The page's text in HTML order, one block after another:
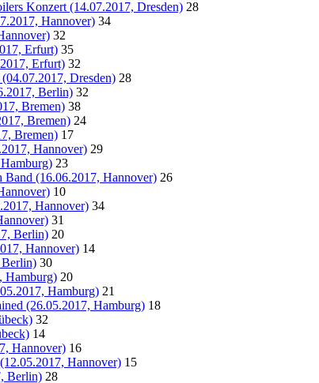
Konzert (14.07.2017, Dresden) 28
Hannover) 34
32
Erfurt) 35
Erfurt) 32
Dresden) 28
Berlin) 32
Bremen) 38
Bremen) 24
Bremen) 17
Hannover) 29
23
Band (16.06.2017, Hannover) 26
10
Hannover) 34
31
Berlin) 20
Hannover) 14
Berlin) 30
Hamburg) 20
Hamburg) 21
(26.05.2017, Hamburg) 18
32
14
Hannover) 16
Hannover) 15
Berlin) 28